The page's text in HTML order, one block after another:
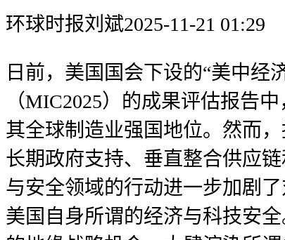
环球时报刘斌2025-11-21 01:29
日前，美国国会下设的“美中经
（MIC2025）的成果评估报告
其全球制造业强国地位。然而
长期政府支持、垂直整合供应
与安全领域的行动进一步加剧
美国自身所谓的经济与科技安